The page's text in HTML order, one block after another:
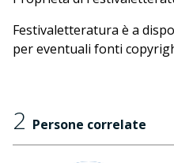
Festivaletteratura è a
per eventuali fonti
2 Persone correlate